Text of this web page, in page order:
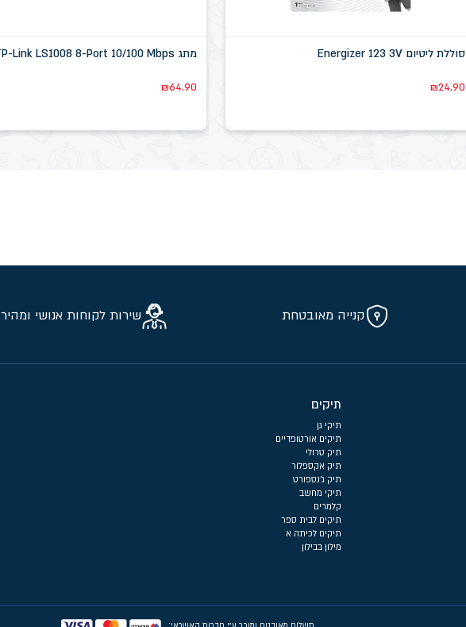
סוללת ליטיום Energizer 123 3V
₪24.90
מתג TP-Link LS1008 8-Port 10/100 Mbps
₪64.90
קנייה מאובטחת שירות לקוחות אנושי ומהיר
תיקים
תיקי גן
תיקים אורטופדיים
תיק טרולי
תיק אקספלור
תיק ג'נספורט
תיקי מחשב
קלמרים
תיקים לבית ספר
תיקים לכיתה א
מילון בבילון